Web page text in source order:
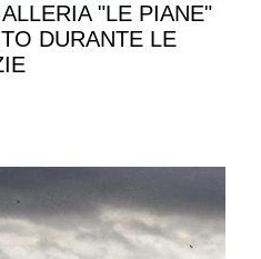
"LE PIANE"
DURANTE LE